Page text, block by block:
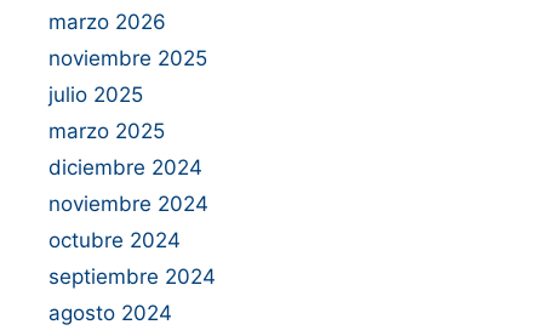
marzo 2026
noviembre 2025
julio 2025
marzo 2025
diciembre 2024
noviembre 2024
octubre 2024
septiembre 2024
agosto 2024